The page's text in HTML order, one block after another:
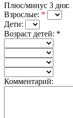
Плюс/минус 3 дня:
Взрослые: *
Дети:
Возраст детей: *
Комментарий: